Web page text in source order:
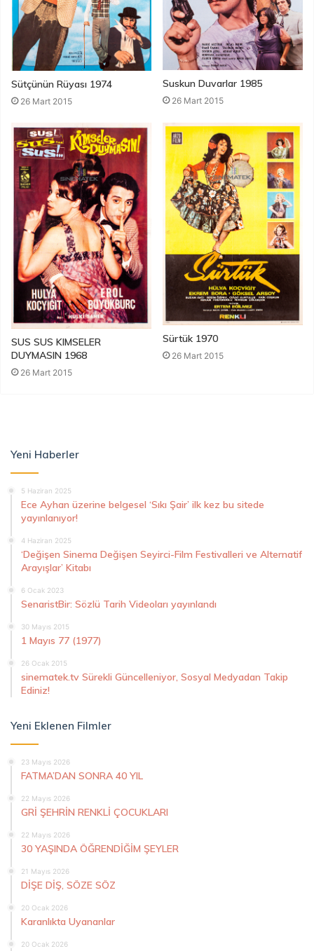
Sütçünün Rüyası 1974
26 Mart 2015
Suskun Duvarlar 1985
26 Mart 2015
SUS SUS KIMSELER
DUYMASIN 1968
26 Mart 2015
Sürtük 1970
26 Mart 2015
Yeni Haberler
5 Haziran 2025
Ece Ayhan üzerine belgesel ‘Sıkı Şair’ ilk kez bu sitede
yayınlanıyor!
4 Haziran 2025
‘Değişen Sinema Değişen Seyirci-Film Festivalleri ve Alternatif
Arayışlar’ Kitabı
6 Ocak 2023
SenaristBir: Sözlü Tarih Videoları yayınlandı
30 Mayıs 2015
1 Mayıs 77 (1977)
26 Ocak 2015
sinematek.tv Sürekli Güncelleniyor, Sosyal Medyadan Takip
Ediniz!
Yeni Eklenen Filmler
23 Mayıs 2026
FATMA’DAN SONRA 40 YIL
22 Mayıs 2026
GRİ ŞEHRİN RENKLİ ÇOCUKLARI
22 Mayıs 2026
30 YAŞINDA ÖĞRENDİĞİM ŞEYLER
21 Mayıs 2026
DİŞE DİŞ, SÖZE SÖZ
20 Ocak 2026
Karanlıkta Uyananlar
20 Ocak 2026